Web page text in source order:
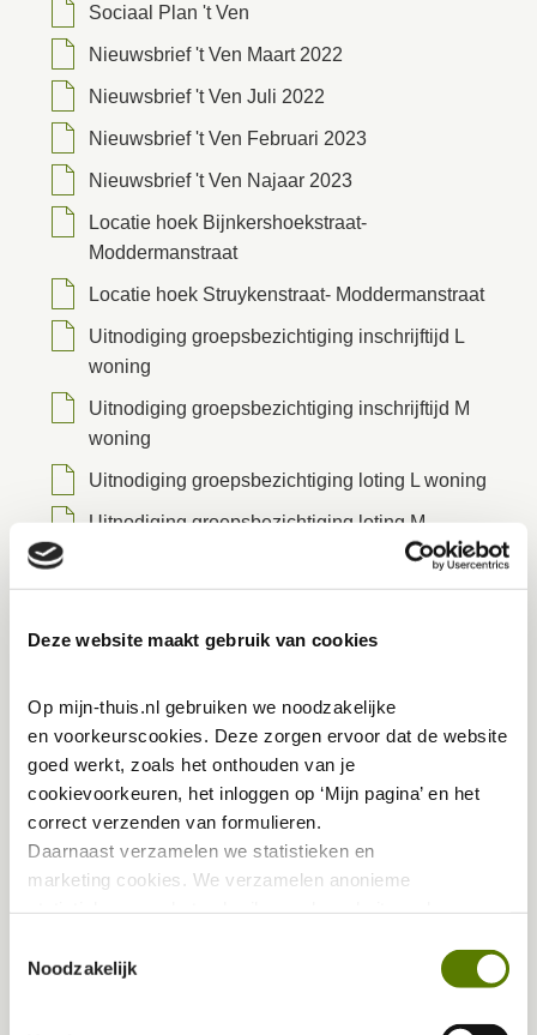
Deze website maakt gebruik van cookies
Op mijn-thuis.nl gebruiken we noodzakelijke
en voorkeurscookies. Deze zorgen ervoor dat de website
goed werkt, zoals het onthouden van je
cookievoorkeuren, het inloggen op ‘Mijn pagina’ en het
correct verzenden van formulieren.
Daarnaast verzamelen we statistieken en
marketing cookies. We verzamelen anonieme
Deze gegevens zijn niet te herleiden tot jou als persoon
en worden niet gedeeld met eventuele advertentie- of
Noodzakelijk
Sociaal Plan 't Ven
Nieuwsbrief 't Ven Maart 2022
Nieuwsbrief 't Ven Juli 2022
Nieuwsbrief 't Ven Februari 2023
Nieuwsbrief 't Ven Najaar 2023
Locatie hoek Bijnkershoekstraat-
Moddermanstraat
Locatie hoek Struykenstraat- Moddermanstraat
Uitnodiging groepsbezichtiging inschrijftijd L
woning
Uitnodiging groepsbezichtiging inschrijftijd M
woning
Uitnodiging groepsbezichtiging loting L woning
Uitnodiging groepsbezichtiging loting M
Uitnodiging groepsbezichtiging loting XS
Oplevering (tweede deel vd) 88 Heijmans
Horizon-woningen blok 3 en 4
Oplevering (derde deel vd) 88 Heijmans Horizon-
Oplevering (vierde deel vd) 88 Heijmans Horizon-
woningen blok 6 en 7